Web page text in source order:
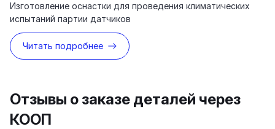
Изготовление оснастки для проведения климатических
испытаний партии датчиков
Читать подробнее
Отзывы о заказе деталей через
КООП